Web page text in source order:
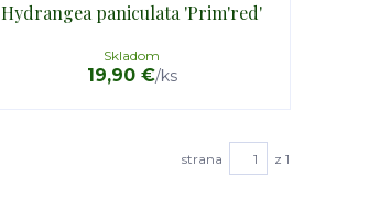
Hydrangea paniculata 'Prim'red'
19,90 €/ks
Skladom
strana z 1